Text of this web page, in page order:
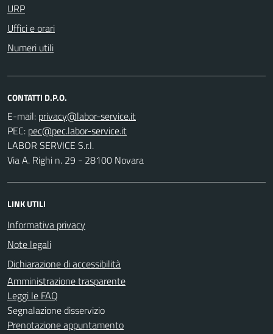
URP
Uffici e orari
Numeri utili
CONTATTI D.P.O.
E-mail:
PEC:
LABOR SERVICE S.r.l.
Via A. Righi n. 29 - 28100 Novara
LINK UTILI
Informativa privacy
Note legali
Dichiarazione di accessibilità
Amministrazione trasparente
Leggi le FAQ
Segnalazione disservizio
Prenotazione appuntamento